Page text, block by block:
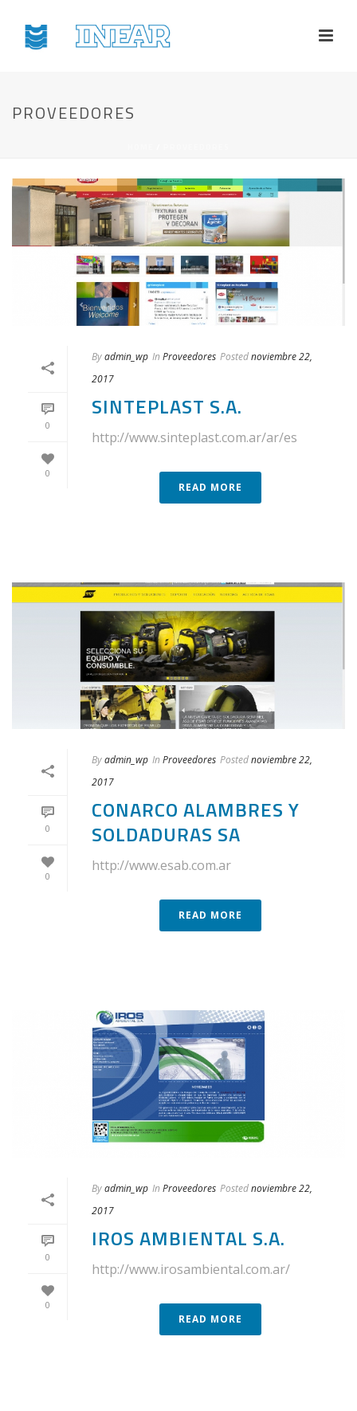
PROVEEDORES
0
0
Byadmin_wp In Proveedores Postednoviembre 22,
2017
SINTEPLAST S.A.
http://www.sinteplast.com.ar/ar/es
READ MORE
0
0
Byadmin_wp In Proveedores Postednoviembre 22,
2017
CONARCO ALAMBRES Y
SOLDADURAS SA
http://www.esab.com.ar
READ MORE
0
0
Byadmin_wp In Proveedores Postednoviembre 22,
2017
IROS AMBIENTAL S.A.
http://www.irosambiental.com.ar/
READ MORE